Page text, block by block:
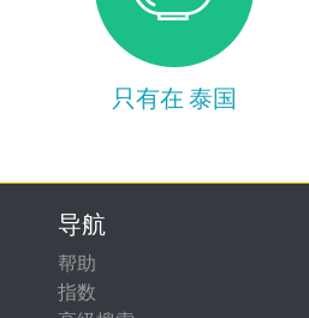
只有在 泰国
导航
帮助
指数